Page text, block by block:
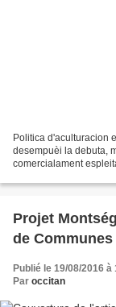
Politica d'aculturacion
desempuèi la debuta,
comercialament
Projet
de
Publié le 19/08/2016 à
Par occitan